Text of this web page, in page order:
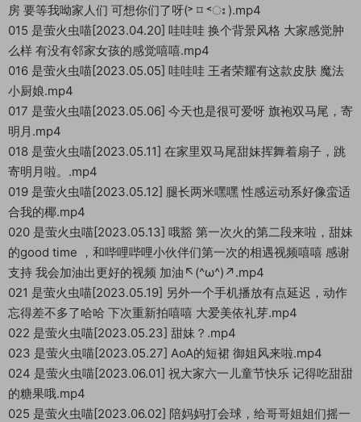
房 要等我呦家人们 可想你们了呀(˃ ⌑ ˂ഃ ).mp4
015 是萤火虫喵[2023.04.20] 哇哇哇 换个背景风格 大家感觉肿
么样 有没有邻家女孩的感觉嘻嘻.mp4
016 是萤火虫喵[2023.05.05] 哇哇哇 王者荣耀有这款皮肤 魔法
小厨娘.mp4
017 是萤火虫喵[2023.05.06] 今天也是很可爱呀 旗袍双马尾，寄
明月.mp4
018 是萤火虫喵[2023.05.11] 在家里双马尾甜妹挥舞着扇子，跳
寄明月啦。.mp4
019 是萤火虫喵[2023.05.12] 腿长两米嘿嘿 性感运动系好像蛮适
合我的椰.mp4
020 是萤火虫喵[2023.05.13] 哦豁 第一次火的第二段来啦，甜妹
的good time ，和哔哩哔哩小伙伴们第一次的相遇视频嘻嘻 感谢
支持 我会加油出更好的视频 加油↖(^ω^)↗.mp4
021 是萤火虫喵[2023.05.19] 另外一个手机播放有点延迟，动作
忘得差不多了哈哈 下次重新拍嘻嘻 大爱美依礼芽.mp4
022 是萤火虫喵[2023.05.23] 甜妹？.mp4
023 是萤火虫喵[2023.05.27] AoA的短裙 御姐风来啦.mp4
024 是萤火虫喵[2023.06.01] 祝大家六一儿童节快乐 记得吃甜甜
的糖果哦.mp4
025 是萤火虫喵[2023.06.02] 陪妈妈打会球，给哥哥姐姐们摇一